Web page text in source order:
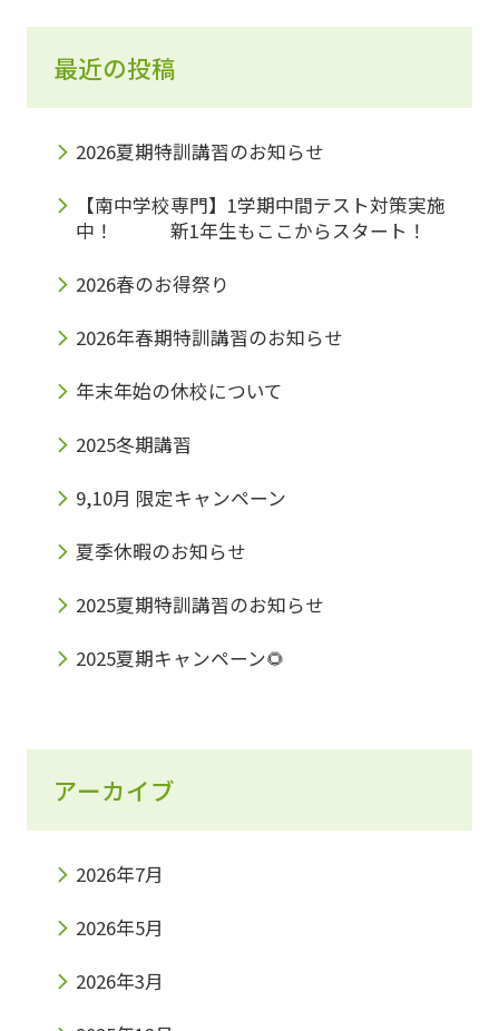
最近の投稿
2026夏期特訓講習のお知らせ
【南中学校専門】1学期中間テスト対策実施
中！ 新1年生もここからスタート！
2026春のお得祭り
2026年春期特訓講習のお知らせ
年末年始の休校について
2025冬期講習
9,10月 限定キャンペーン
夏季休暇のお知らせ
2025夏期特訓講習のお知らせ
2025夏期キャンペーン🌻
アーカイブ
2026年7月
2026年5月
2026年3月